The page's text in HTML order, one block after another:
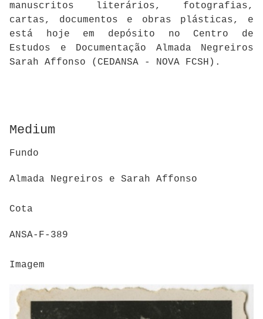
manuscritos literários, fotografias,
cartas, documentos e obras plásticas, e
está hoje em depósito no Centro de
Estudos e Documentação Almada Negreiros
Sarah Affonso (CEDANSA - NOVA FCSH).
Medium
Fundo
Almada Negreiros e Sarah Affonso
Cota
ANSA-F-389
Imagem